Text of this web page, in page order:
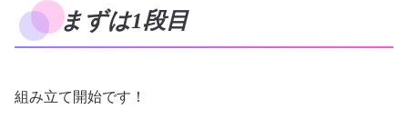
まずは1段目
組み立て開始です！